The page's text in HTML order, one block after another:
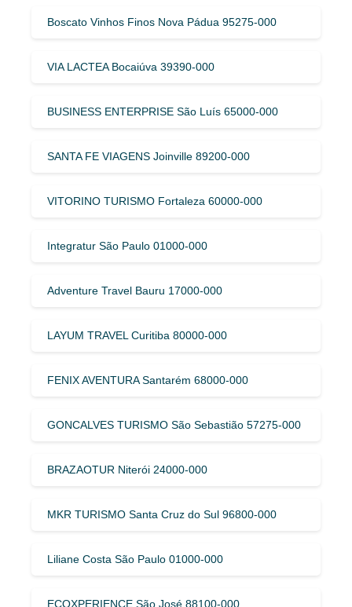
Boscato Vinhos Finos Nova Pádua 95275-000
VIA LACTEA Bocaiúva 39390-000
BUSINESS ENTERPRISE São Luís 65000-000
SANTA FE VIAGENS Joinville 89200-000
VITORINO TURISMO Fortaleza 60000-000
Integratur São Paulo 01000-000
Adventure Travel Bauru 17000-000
LAYUM TRAVEL Curitiba 80000-000
FENIX AVENTURA Santarém 68000-000
GONCALVES TURISMO São Sebastião 57275-000
BRAZAOTUR Niterói 24000-000
MKR TURISMO Santa Cruz do Sul 96800-000
Liliane Costa São Paulo 01000-000
ECOXPERIENCE São José 88100-000